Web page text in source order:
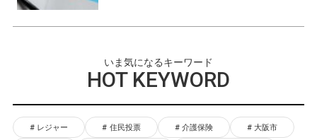
いま気になるキーワード
HOT KEYWORD
レジャー 住民投票 介護保険 大阪市